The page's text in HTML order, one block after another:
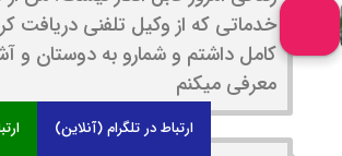
خدماتی که از وکیل تلفنی دریافت
کامل داشتم و شمارو به دوستان و
معرفی میکنم
ارتباط در تلگرام (آنلاین)